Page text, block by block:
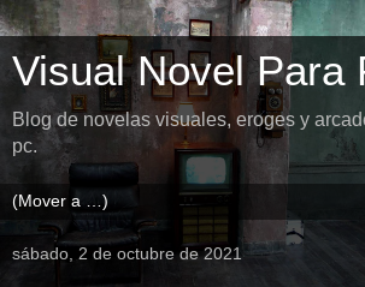
Visual Novel Para
Blog de novelas visuales, eroges y
pc.
sábado, 2 de octubre de 2021